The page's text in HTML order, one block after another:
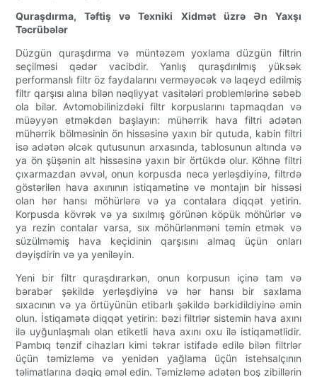
Quraşdırma, Təftiş və Texniki Xidmət üzrə Ən Yaxşı
Təcrübələr
Düzgün quraşdırma və müntəzəm yoxlama düzgün filtrin
seçilməsi qədər vacibdir. Yanlış quraşdırılmış yüksək
performanslı filtr öz faydalarını verməyəcək və laqeyd edilmiş
filtr qarşısı alına bilən nəqliyyat vasitələri problemlərinə səbəb
ola bilər. Avtomobilinizdəki filtr korpuslarını tapmaqdan və
müəyyən etməkdən başlayın: mühərrik hava filtri adətən
mühərrik bölməsinin ön hissəsinə yaxın bir qutuda, kabin filtri
isə adətən əlcək qutusunun arxasında, tablosunun altında və
ya ön şüşənin alt hissəsinə yaxın bir örtükdə olur. Köhnə filtri
çıxarmazdan əvvəl, onun korpusda necə yerləşdiyinə, filtrdə
göstərilən hava axınının istiqamətinə və montajın bir hissəsi
olan hər hansı möhürlərə və ya contalara diqqət yetirin.
Korpusda kövrək və ya sıxılmış görünən köpük möhürlər və
ya rezin contalar varsa, sıx möhürlənməni təmin etmək və
süzülməmiş hava keçidinin qarşısını almaq üçün onları
dəyişdirin və ya yeniləyin.
Yeni bir filtr quraşdırarkən, onun korpusun içinə tam və
bərabər şəkildə yerləşdiyinə və hər hansı bir saxlama
sıxacının və ya örtüyünün etibarlı şəkildə bərkidildiyinə əmin
olun. İstiqamətə diqqət yetirin: bəzi filtrlər sistemin hava axını
ilə uyğunlaşmalı olan etiketli hava axını oxu ilə istiqamətlidir.
Pambıq tənzif cihazları kimi təkrar istifadə edilə bilən filtrlər
üçün təmizləmə və yenidən yağlama üçün istehsalçının
təlimatlarına dəqiq əməl edin. Təmizləmə adətən boş zibillərin